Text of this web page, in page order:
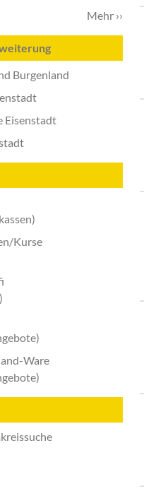
Mehr ››
Burgenland
Eisenstadt
Kurse
Ware